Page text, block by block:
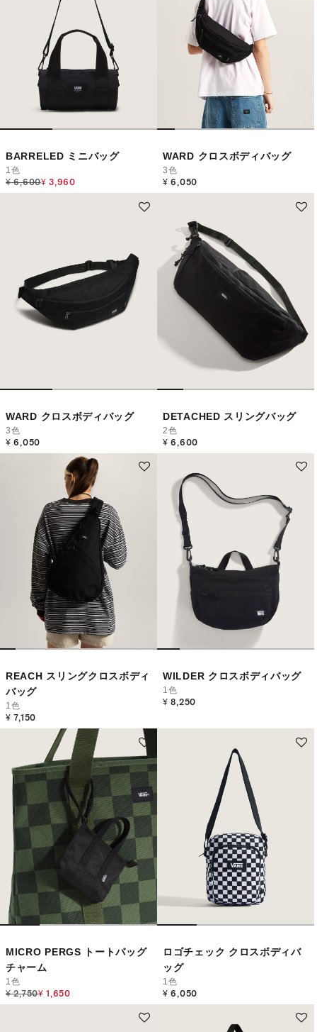
BARRELED ミニバッグ
1色
Price reduced from
¥ 6,600to
¥ 3,960
WARD クロスボディバッグ
3色
¥ 6,050
WARD クロスボディバッグ
3色
¥ 6,050
DETACHED スリングバッグ
2色
¥ 6,600
REACH スリングクロスボディ
バッグ
1色
¥ 7,150
WILDER クロスボディバッグ
1色
¥ 8,250
MICRO PERGS トートバッグ
チャーム
1色
Price reduced from
¥ 2,750to
¥ 1,650
ロゴチェック クロスボディバ
ッグ
1色
¥ 6,050